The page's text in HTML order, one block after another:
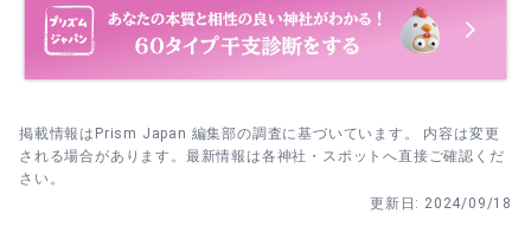
掲載情報はPrism Japan 編集部の調査に基づいています。 内容は変更
される場合があります。最新情報は各神社・スポットへ直接ご確認くだ
さい。
更新日: 2024/09/18